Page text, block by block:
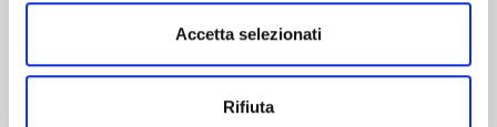
Accetta selezionati
Rifiuta
Mostra tutto